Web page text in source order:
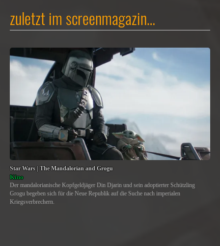
zuletzt im screenmagazin…
Star Wars | The Mandalorian and Grogu
Kino
Der mandalorianische Kopfgeldjäger Din Djarin und sein adoptierter Schützling
Grogu begeben sich für die Neue Republik auf die Suche nach imperialen
Kriegsverbrechern.